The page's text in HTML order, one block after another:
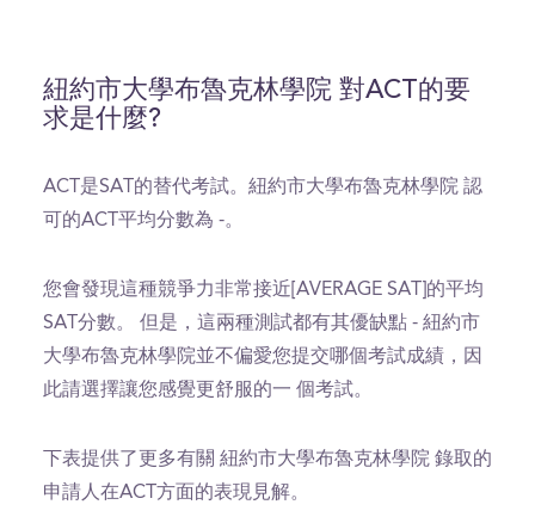
紐約市大學布魯克林學院 對ACT的要
求是什麼?
ACT是SAT的替代考試。紐約市大學布魯克林學院 認
可的ACT平均分數為 -。
您會發現這種競爭力非常接近[AVERAGE SAT]的平均
SAT分數。 但是，這兩種測試都有其優缺點 - 紐約市
大學布魯克林學院並不偏愛您提交哪個考試成績，因
此請選擇讓您感覺更舒服的一 個考試。
下表提供了更多有關 紐約市大學布魯克林學院 錄取的
申請人在ACT方面的表現見解。